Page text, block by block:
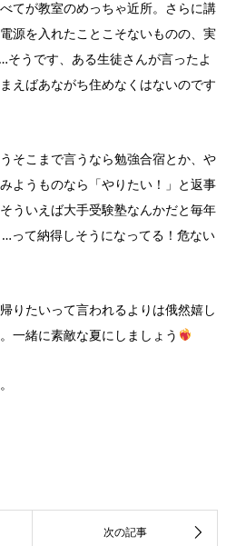
てが教室のめっちゃ近所。さらに講
源を入れたことこそないものの、実
うです、ある生徒さんが言ったよ
えばあながち住めなくはないのです
そこまで言うなら勉強合宿とか、や
ようものなら「やりたい！」と返事
ういえば大手受験塾なんかだと毎年
…って納得しそうになってる！危ない
りたいって言われるよりは俄然嬉し
一緒に素敵な夏にしましょう